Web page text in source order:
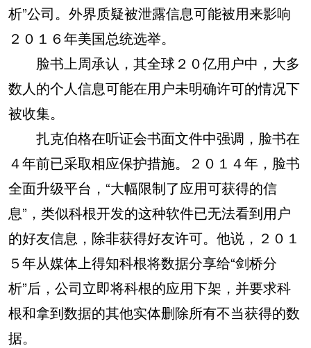
析”公司。外界质疑被泄露信息可能被用来影响
２０１６年美国总统选举。
脸书上周承认，其全球２０亿用户中，大多
数人的个人信息可能在用户未明确许可的情况下
被收集。
扎克伯格在听证会书面文件中强调，脸书在
４年前已采取相应保护措施。２０１４年，脸书
全面升级平台，“大幅限制了应用可获得的信
息”，类似科根开发的这种软件已无法看到用户
的好友信息，除非获得好友许可。他说，２０１
５年从媒体上得知科根将数据分享给“剑桥分
析”后，公司立即将科根的应用下架，并要求科
根和拿到数据的其他实体删除所有不当获得的数
据。